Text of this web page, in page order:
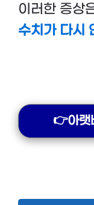
이러한 증상
수치가 다시
👉아랫